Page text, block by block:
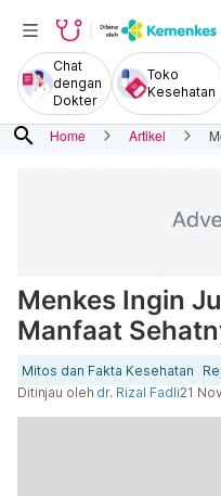
Chat
dengan
Dokter
Toko
Kesehatan
search Home Artikel
Menkes Ingin
Manfaat
Mitos dan Fakta Kesehatan
Ditinjau oleh dr. Rizal Fadli21